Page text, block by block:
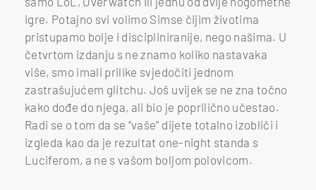
igre. Potajno svi volimo Simse čijim životima
pristupamo bolje i discipliniranije, nego našima. U
četvrtom izdanju s ne znamo koliko nastavaka
više, smo imali prilike svjedočiti jednom
zastrašujućem glitchu. Još uvijek se ne zna točno
kako dođe do njega, ali bio je poprilično učestao.
Radi se o tom da se “vaše” dijete totalno izobliči i
izgleda kao da je rezultat one-night standa s
Luciferom, a ne s vašom boljom polovicom.